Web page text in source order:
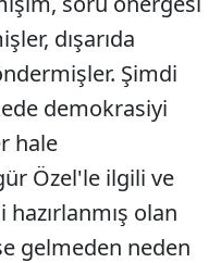
dışarıda
Şimdi
demokrasiyi
hale
Özel'le ilgili ve
hazırlanmış olan
gelmeden neden